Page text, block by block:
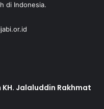
di Indonesia.
Jalaluddin Rakhmat